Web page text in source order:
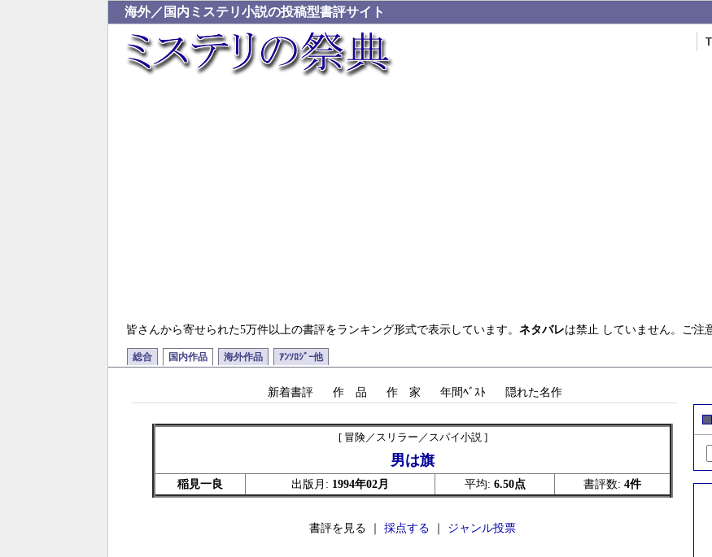
海外／国内ミステリ小説の投稿型書評サイト
皆さんから寄せられた5万件以上の書評をランキング形式で表示しています。 ネタバレは禁止 していません。ご注
総合 国内作品 海外作品 ｱﾝｿﾛｼﾞｰ他
新着書評 作 品 作 家 年間ﾍﾞｽﾄ 隠れた名作
[ 冒険／スリラー／スパイ小説 ]
男は旗
稲見一良 出版月: 1994年02月 平均: 6.50点 書評数: 4件
書評を見る ｜ 採点する ジャンル投票